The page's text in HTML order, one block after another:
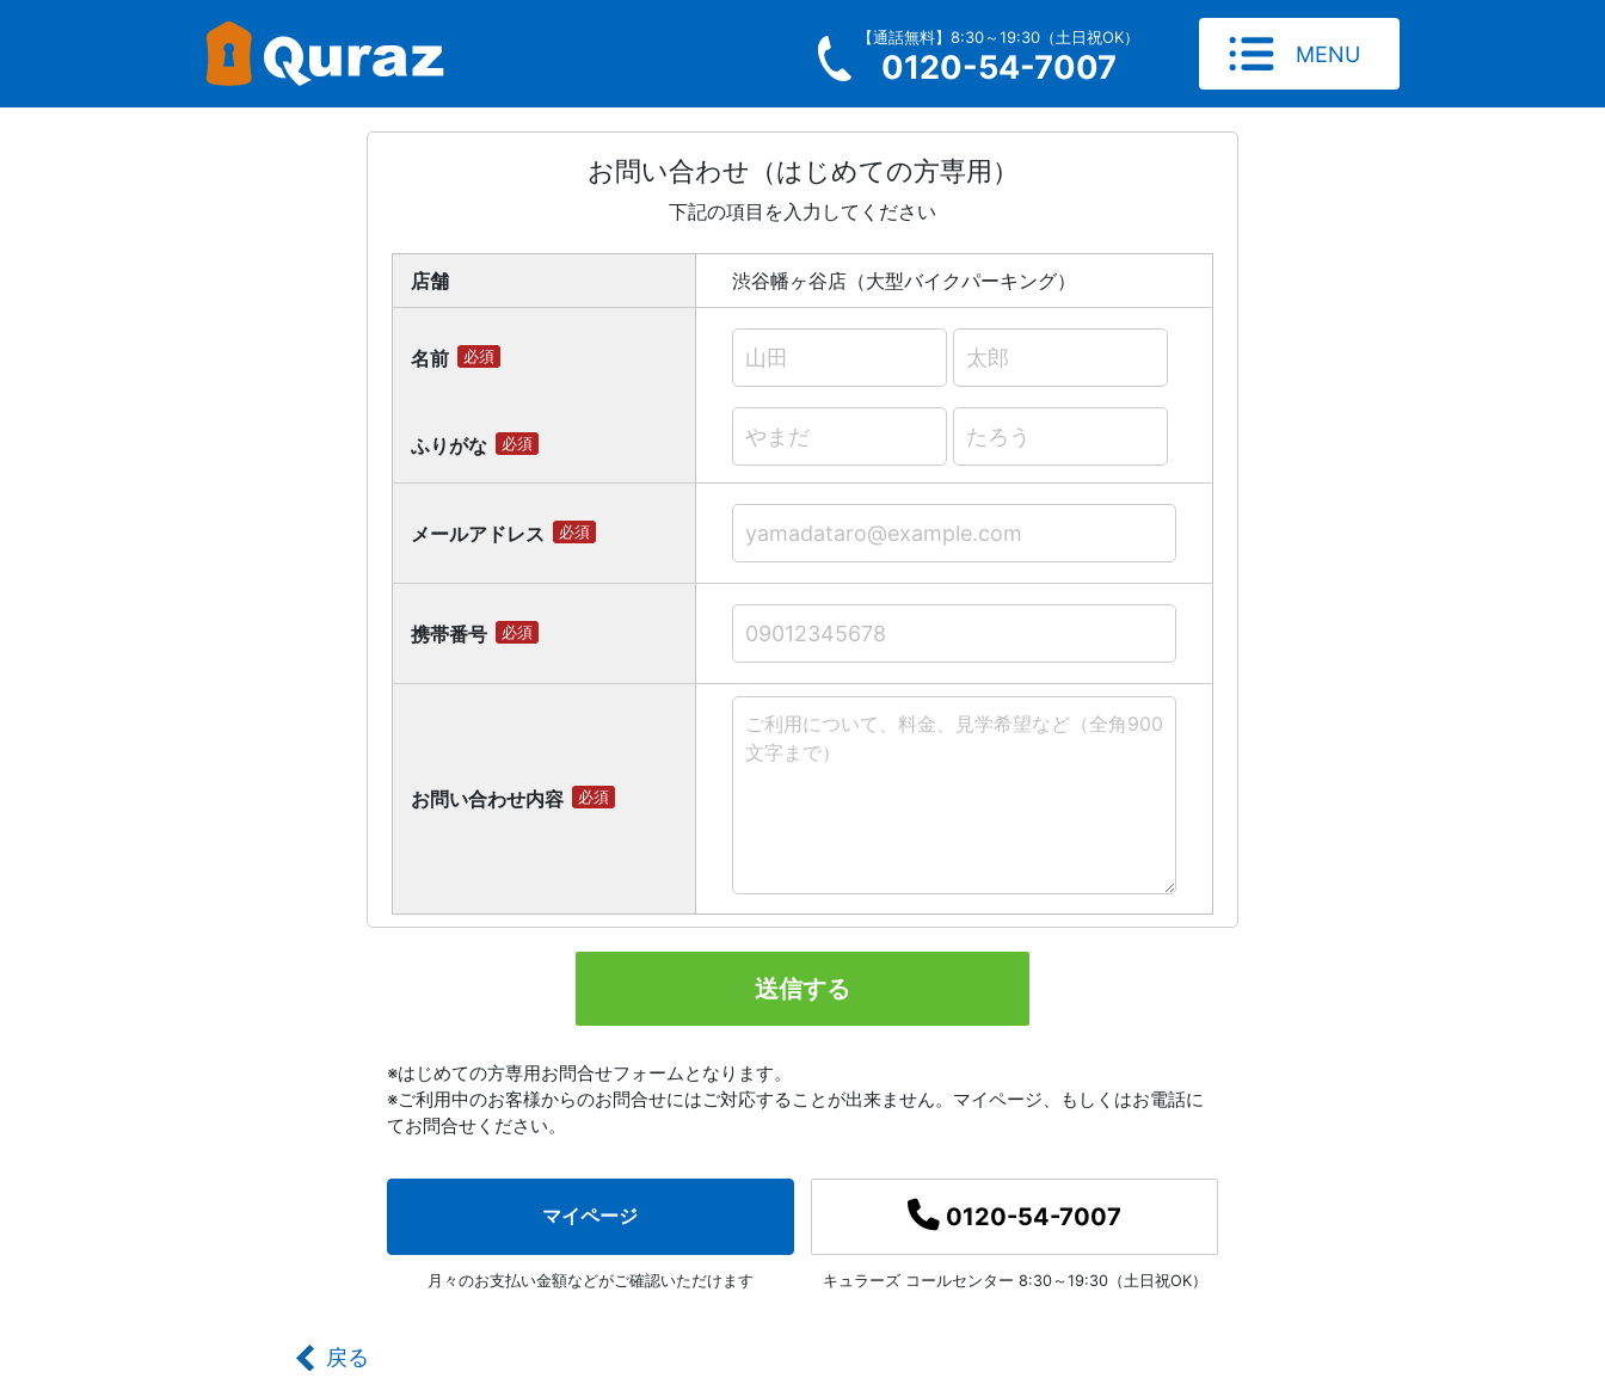
【通話無料】8:30～19:30（土日祝OK）
0120-54-7007 MENU
お問い合わせ（はじめての方専用）
下記の項目を入力してください
店舗 渋谷幡ヶ谷店（大型バイクパーキング）
名前 必須
ふりがな 必須
メールアドレス 必須
携帯番号 必須
お問い合わせ内容 必須
送信する
※はじめての方専用お問合せフォームとなります。
※ご利用中のお客様からのお問合せにはご対応することが出来ません。マイページ、もしくはお電話に
てお問合せください。
マイページ
月々のお支払い金額などがご確認いただけます
0120-54-7007
キュラーズ コールセンター 8:30～19:30（土日祝OK）
戻る